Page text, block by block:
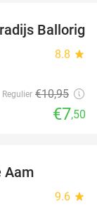
32%
Ballorig
8.8 star
Regulier €10,95
€7,50
Aam
9.6 star